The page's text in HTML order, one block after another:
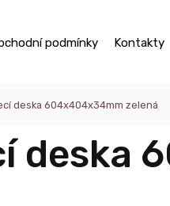
podmínky Kontakty
deska 604x404x34mm zelená
deska